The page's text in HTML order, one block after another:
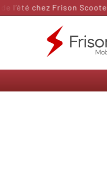
Passer
l’été chez Frison